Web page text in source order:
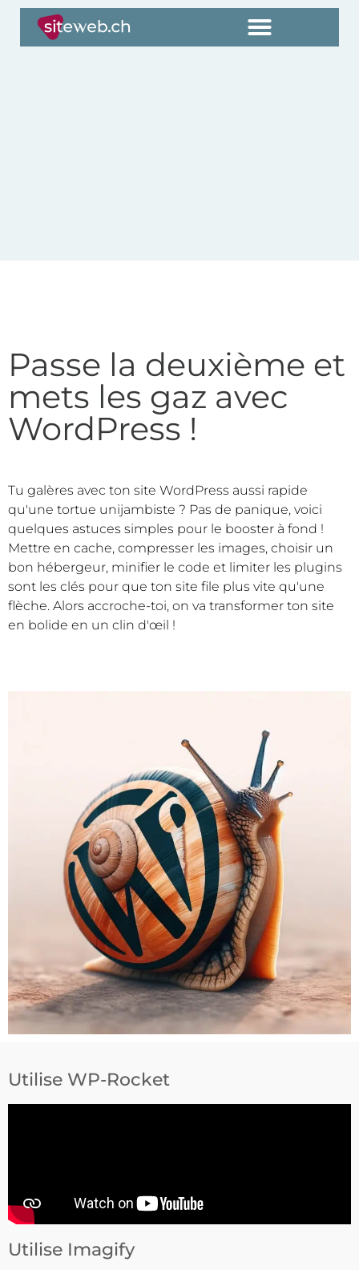
Passe la deuxième et
mets les gaz avec
WordPress !
Tu galères avec ton site WordPress aussi rapide
qu'une tortue unijambiste ? Pas de panique, voici
quelques astuces simples pour le booster à fond !
Mettre en cache, compresser les images, choisir un
bon hébergeur, minifier le code et limiter les plugins
sont les clés pour que ton site file plus vite qu'une
flèche. Alors accroche-toi, on va transformer ton site
en bolide en un clin d'œil !
Utilise WP-Rocket
Utilise Imagify